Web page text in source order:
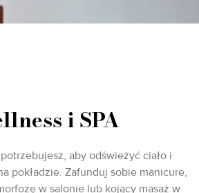
i SPA
aby odświeżyć ciało i
pokładzie. Zafunduj sobie manicure,
w salonie lub kojący masaż w